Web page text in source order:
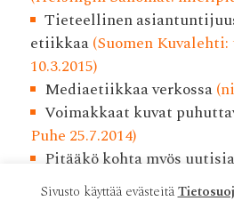
Tieteellinen
etiikkaa(Suomen
10.3.2015)
Mediaetiikkaa verkossa
Voimakkaat kuvat
Puhe 25.7.2014)
Pitääkö kohta myös
rikollinen niin pyytää?
15.7.2014)
Sivusto käyttää evästeitä